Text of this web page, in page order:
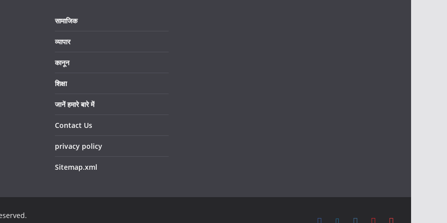
सामाजिक
व्यापार
कानून
शिक्षा
जानें हमारे बारे में
Contact Us
privacy policy
Sitemap.xml